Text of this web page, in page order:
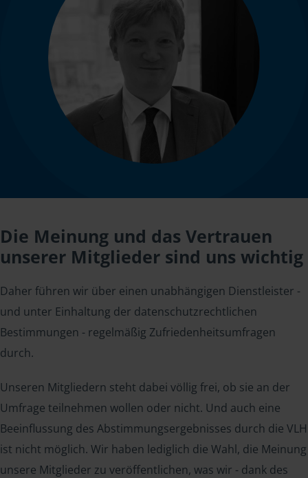
Die Meinung und das Vertrauen
unserer Mitglieder sind uns wichtig
Daher führen wir über einen unabhängigen Dienstleister -
und unter Einhaltung der datenschutzrechtlichen
Bestimmungen - regelmäßig Zufriedenheitsumfragen
durch.
Unseren Mitgliedern steht dabei völlig frei, ob sie an der
Umfrage teilnehmen wollen oder nicht. Und auch eine
Beeinflussung des Abstimmungsergebnisses durch die VLH
ist nicht möglich. Wir haben lediglich die Wahl, die Meinung
unsere Mitglieder zu veröffentlichen, was wir - dank des